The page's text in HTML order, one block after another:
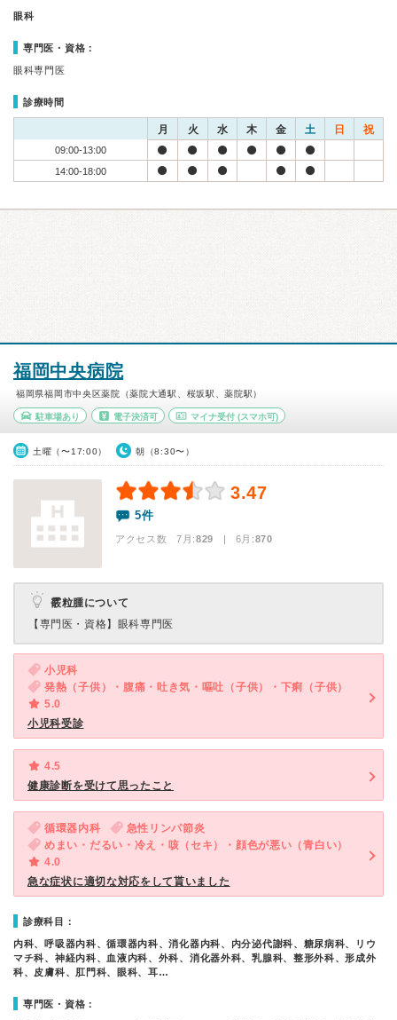
眼科
専門医・資格：
眼科専門医
診療時間
月 火 水 木 金 土 日 祝
09:00-13:00
14:00-18:00
福岡中央病院
福岡県福岡市中央区薬院（薬院大通駅、桜坂駅、薬院駅）
駐車場あり 電子決済可 マイナ受付 (スマホ可)
土曜（〜17:00） 朝（8:30〜）
3.47
5件
アクセス数 7月:829 | 6月:870
霰粒腫について
【専門医・資格】 眼科専門医
小児科
発熱（子供）・腹痛・吐き気・嘔吐（子供）・下痢（子供）
5.0
小児科受診
4.5
健康診断を受けて思ったこと
循環器内科
急性リンパ節炎
めまい・だるい・冷え・咳（セキ）・顔色が悪い（青白い）
4.0
急な症状に適切な対応をして貰いました
診療科目：
内科、呼吸器内科、循環器内科、消化器内科、内分泌代謝科、糖尿病科、リウ
マチ科、神経内科、血液内科、外科、消化器外科、乳腺科、整形外科、形成外
科、皮膚科、肛門科、眼科、耳…
専門医・資格：